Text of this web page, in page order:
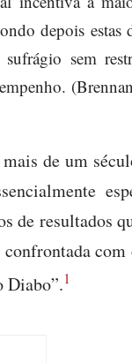
depois estas
sem
de um
de resultados
com
Diabo”.1